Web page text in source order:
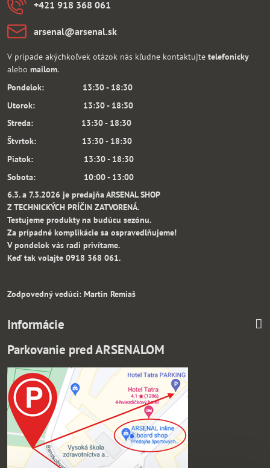
+421 918 368 061
arsenal​@arsenal​.sk
V prípade akýchkoľvek otázok nás kľudne kontaktujte telefonicky
alebo mailom.
Pondelok: 13:30 - 18:30
Utorok: 13:30 - 18:30
Streda: 13:30 - 18:30
Štvrtok: 13:30 - 18:30
Piatok: 13:30 - 18:30
Sobota: 10:00 - 13:00
6.3. a 7.3.2026 je predajňa ARSENAL SHOP
Z TECHNICKÝCH PRÍČIN ZATVORENÁ.
Testujeme produkty na budúcu sezónu.
Za prípadné komplikácie sa ospravedlňujeme!
V pondelok vás radi privítame.
Keď tak volajte 0918 368 061.
Zodpovedný vedúci: Martin Remiaš
Informácie
Parkovanie pred ARSENALOM